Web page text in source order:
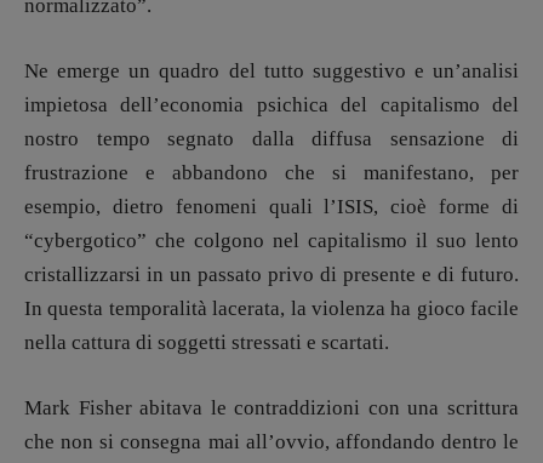
Associazione Pulp Magazine – registrazione
Tribunale Milano n° 5864/2023 – cod. fis.
97943720157 –Privacy
normalizzato”.
Ne emerge un quadro del tutto suggestivo e un’analisi
impietosa dell’economia psichica del capitalismo del
nostro tempo segnato dalla diffusa sensazione di
frustrazione e abbandono che si manifestano, per
esempio, dietro fenomeni quali l’ISIS, cioè forme di
“cybergotico” che colgono nel capitalismo il suo lento
cristallizzarsi in un passato privo di presente e di futuro.
In questa temporalità lacerata, la violenza ha gioco facile
nella cattura di soggetti stressati e scartati.
Mark Fisher abitava le contraddizioni con una scrittura
che non si consegna mai all’ovvio, affondando dentro le